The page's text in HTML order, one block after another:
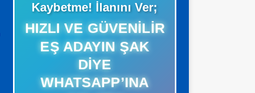
Kaybetme! İlanını Ver;
HIZLI VE GÜVENILIR
EŞ ADAYIN ŞAK
DIYE
WHATSAPP’INA